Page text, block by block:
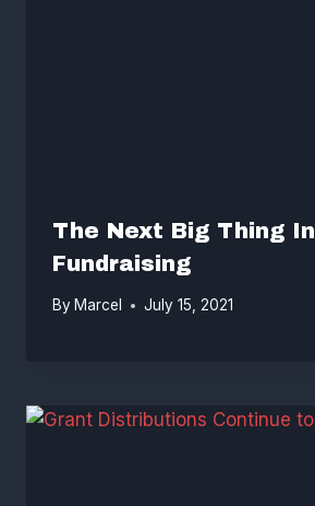
The Next Big Thing In
Fundraising
By Marcel July 15, 2021